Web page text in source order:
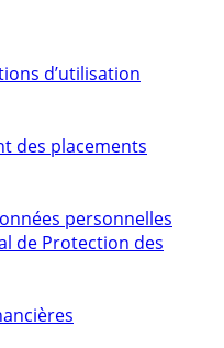
d’utilisation
des placements
personnelles
de Protection des